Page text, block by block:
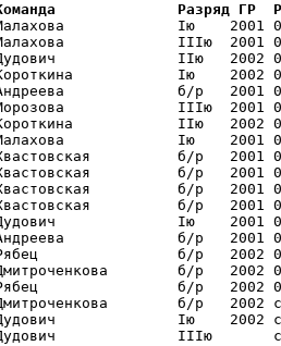
Разряд ГР
Iю
IIIю
IIю
Iю    2002
б/р   2001
IIIю  2001
IIю   2002
Iю
б/р
б/р
б/р
б/р
Iю
б/р
б/р
б/р
б/р
б/р   2002
Iю    2002
IIIю